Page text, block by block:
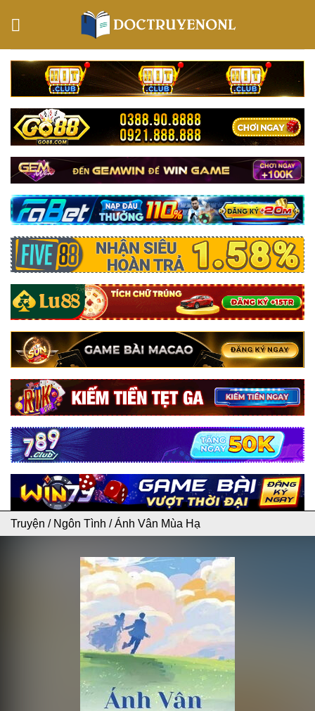
Truyện / Ngôn Tình /Ánh Vân Mùa Hạ